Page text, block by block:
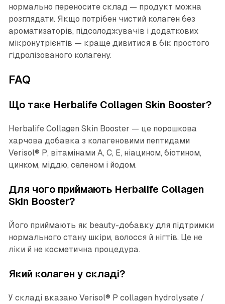
нормально переносите склад — продукт можна
розглядати. Якщо потрібен чистий колаген без
ароматизаторів, підсолоджувачів і додаткових
мікронутрієнтів — краще дивитися в бік простого
гідролізованого колагену.
FAQ
Що таке Herbalife Collagen Skin Booster?
Herbalife Collagen Skin Booster — це порошкова
харчова добавка з колагеновими пептидами
Verisol® P, вітамінами A, C, E, ніацином, біотином,
цинком, міддю, селеном і йодом.
Для чого приймають Herbalife Collagen
Skin Booster?
Його приймають як beauty-добавку для підтримки
нормального стану шкіри, волосся й нігтів. Це не
ліки й не косметична процедура.
Який колаген у складі?
У складі вказано Verisol® P collagen hydrolysate /